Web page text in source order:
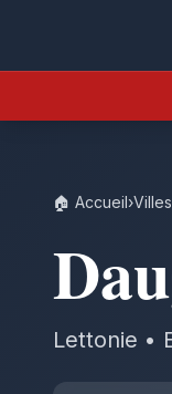
🏠 Accueil›
Lettonie •